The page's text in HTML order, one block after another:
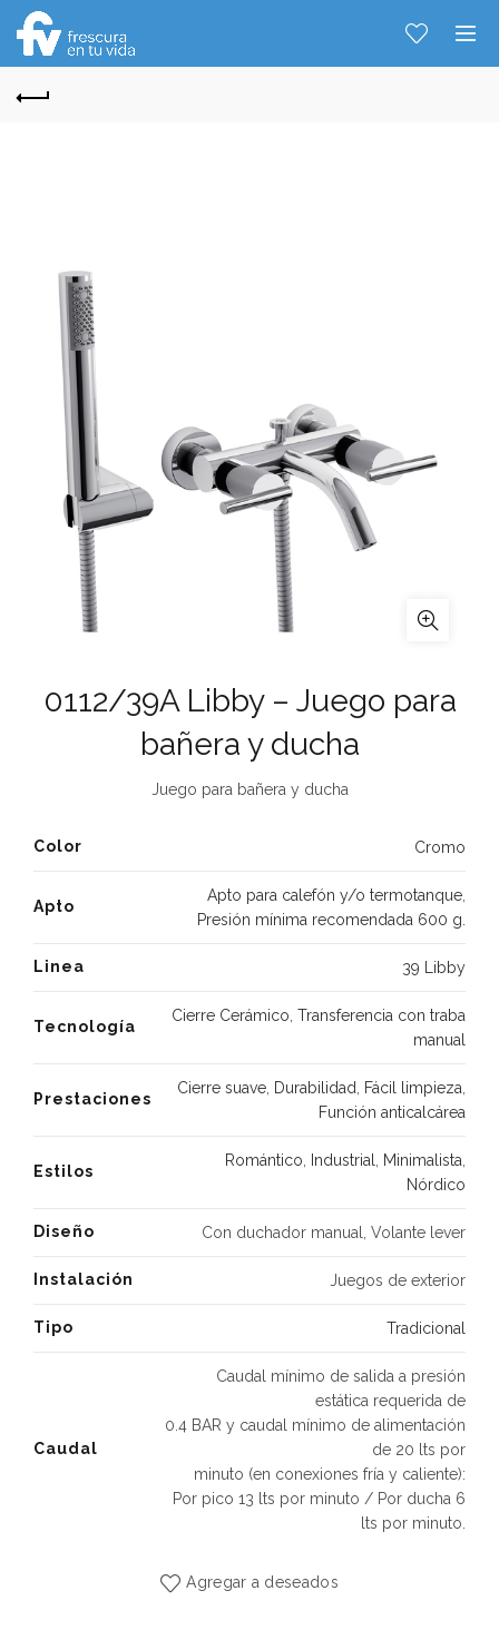
0112/39A Libby – Juego para
bañera y ducha
Juego para bañera y ducha
Color Cromo
Apto
Apto para calefón y/o termotanque
Presión mínima recomendada 600 g.
Linea 39 Libby
Tecnología
Cierre Cerámico Transferencia con traba
manual
Prestaciones
Cierre suave Durabilidad Fácil limpieza
Función anticalcárea
Estilos
Romántico Industrial Minimalista
Nórdico
Diseño Con duchador manual, Volante lever
Instalación Juegos de exterior
Tipo Tradicional
Caudal
Caudal mínimo de salida a presión
estática requerida de
0.4 BAR y caudal mínimo de alimentación
de 20 lts por
minuto (en conexiones fría y caliente):
Por pico 13 lts por minuto / Por ducha 6
lts por minuto.
Agregar a deseados